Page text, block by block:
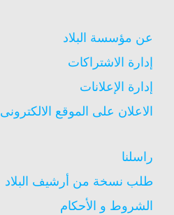
عن مؤسسة البلاد
إدارة الاشتراكات
إدارة الإعلانات
الاعلان على الموقع الالكترونى
راسلنا
طلب نسخة من أرشيف البلاد
الشروط و الأحكام